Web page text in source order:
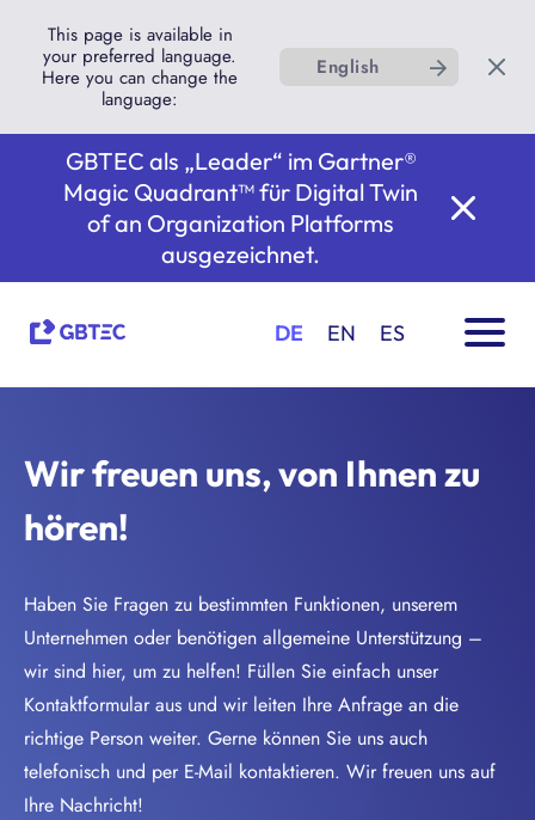
This page is available in
your preferred language.
Here you can change the
language:
English
GBTEC als „Leader“ im Gartner®
Magic Quadrant™ für Digital Twin
of an Organization Platforms
ausgezeichnet.
DE EN ES
Wir freuen uns, von Ihnen zu
hören!
Haben Sie Fragen zu bestimmten Funktionen, unserem
Unternehmen oder benötigen allgemeine Unterstützung –
wir sind hier, um zu helfen! Füllen Sie einfach unser
Kontaktformular aus und wir leiten Ihre Anfrage an die
richtige Person weiter. Gerne können Sie uns auch
telefonisch und per E-Mail kontaktieren. Wir freuen uns auf
Ihre Nachricht!